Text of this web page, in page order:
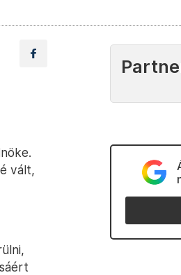
vált,